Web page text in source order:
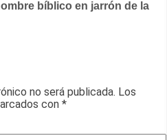
bíblico en jarrón de la
no será publicada. Los
con *